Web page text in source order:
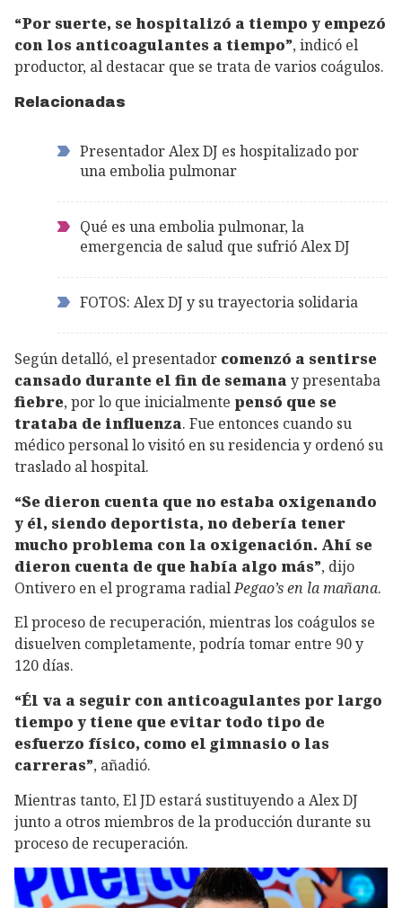
“Por suerte, se hospitalizó a tiempo y empezó
con los anticoagulantes a tiempo”, indicó el
productor, al destacar que se trata de varios coágulos.
Relacionadas
Presentador Alex DJ es hospitalizado por
una embolia pulmonar
Qué es una embolia pulmonar, la
emergencia de salud que sufrió Alex DJ
FOTOS: Alex DJ y su trayectoria solidaria
Según detalló, el presentador comenzó a sentirse
cansado durante el fin de semana y presentaba
fiebre, por lo que inicialmente pensó que se
trataba de influenza. Fue entonces cuando su
médico personal lo visitó en su residencia y ordenó su
traslado al hospital.
“Se dieron cuenta que no estaba oxigenando
y él, siendo deportista, no debería tener
mucho problema con la oxigenación. Ahí se
dieron cuenta de que había algo más”, dijo
Ontivero en el programa radialPegao’s en la mañana.
El proceso de recuperación, mientras los coágulos se
disuelven completamente, podría tomar entre 90 y
120 días.
“Él va a seguir con anticoagulantes por largo
tiempo y tiene que evitar todo tipo de
esfuerzo físico, como el gimnasio o las
carreras”, añadió.
Mientras tanto, El JD estará sustituyendo a Alex DJ
junto a otros miembros de la producción durante su
proceso de recuperación.